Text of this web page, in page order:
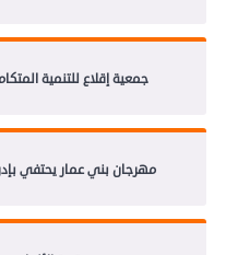
جمعية إقلاع للتنمية
مهرجان بني عمار يحتفي